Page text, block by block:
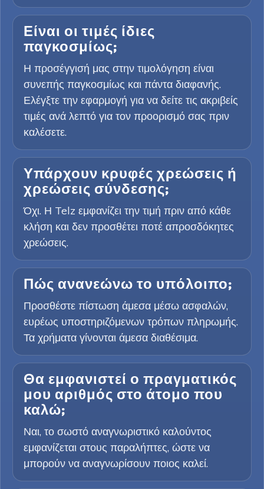
Είναι οι τιμές ίδιες
παγκοσμίως;
Η προσέγγισή μας στην τιμολόγηση είναι
συνεπής παγκοσμίως και πάντα διαφανής.
Ελέγξτε την εφαρμογή για να δείτε τις ακριβείς
τιμές ανά λεπτό για τον προορισμό σας πριν
καλέσετε.
Υπάρχουν κρυφές χρεώσεις ή
χρεώσεις σύνδεσης;
Όχι. Η Telz εμφανίζει την τιμή πριν από κάθε
κλήση και δεν προσθέτει ποτέ απροσδόκητες
χρεώσεις.
Πώς ανανεώνω το υπόλοιπο;
Προσθέστε πίστωση άμεσα μέσω ασφαλών,
ευρέως υποστηριζόμενων τρόπων πληρωμής.
Τα χρήματα γίνονται άμεσα διαθέσιμα.
Θα εμφανιστεί ο πραγματικός
μου αριθμός στο άτομο που
καλώ;
Ναι, το σωστό αναγνωριστικό καλούντος
εμφανίζεται στους παραλήπτες, ώστε να
μπορούν να αναγνωρίσουν ποιος καλεί.